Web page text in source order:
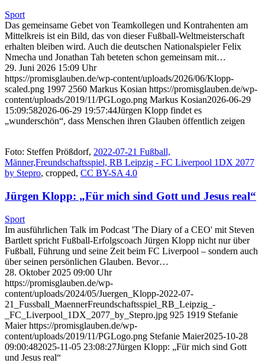
Sport
Das gemeinsame Gebet von Teamkollegen und Kontrahenten am
Mittelkreis ist ein Bild, das von dieser Fußball-Weltmeisterschaft
erhalten bleiben wird. Auch die deutschen Nationalspieler Felix
Nmecha und Jonathan Tah beteten schon gemeinsam mit…
29. Juni 2026 15:09 Uhr
https://promisglauben.de/wp-content/uploads/2026/06/Klopp-
scaled.png 1997 2560 Markus Kosian https://promisglauben.de/wp-
content/uploads/2019/11/PGLogo.png Markus Kosian2026-06-29
15:09:582026-06-29 19:57:44Jürgen Klopp findet es
„wunderschön“, dass Menschen ihren Glauben öffentlich zeigen
Foto: Steffen Prößdorf, 2022-07-21 Fußball,
Männer,Freundschaftsspiel, RB Leipzig - FC Liverpool 1DX 2077
by Stepro, cropped, CC BY-SA 4.0
Jürgen Klopp: „Für mich sind Gott und Jesus real“
Sport
Im ausführlichen Talk im Podcast 'The Diary of a CEO' mit Steven
Bartlett spricht Fußball-Erfolgscoach Jürgen Klopp nicht nur über
Fußball, Führung und seine Zeit beim FC Liverpool – sondern auch
über seinen persönlichen Glauben. Bevor…
28. Oktober 2025 09:00 Uhr
https://promisglauben.de/wp-
content/uploads/2024/05/Juergen_Klopp-2022-07-
21_Fussball_MaennerFreundschaftsspiel_RB_Leipzig_-
_FC_Liverpool_1DX_2077_by_Stepro.jpg 925 1919 Stefanie
Maier https://promisglauben.de/wp-
content/uploads/2019/11/PGLogo.png Stefanie Maier2025-10-28
09:00:482025-11-05 23:08:27Jürgen Klopp: „Für mich sind Gott
und Jesus real“